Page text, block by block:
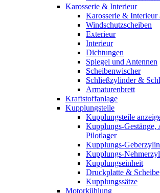
Karosserie & Interieur
Karosserie & Interieur
Windschutzscheiben
Exterieur
Interieur
Dichtungen
Spiegel und Antennen
Scheibenwischer
Schließzylinder &
Armaturenbrett
Kraftstoffanlage
Kupplungsteile
Kupplungsteile
Kupplungs-Gestänge,
Pilotlager
Kupplungs-
Kupplungs-
Kupplungseinheit
Druckplatte & Scheibe
Kupplungssätze
Motorkühlung